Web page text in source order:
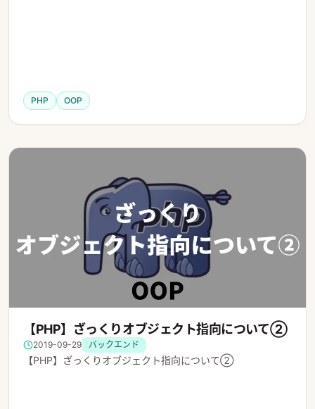
PHP OOP
【PHP】ざっくりオブジェクト指向について②
2019-09-29 バックエンド
【PHP】ざっくりオブジェクト指向について②